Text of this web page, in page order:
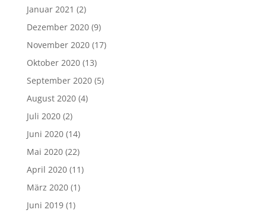
Januar 2021 (2)
Dezember 2020(9)
November 2020(17)
Oktober 2020(13)
September 2020(5)
August 2020(4)
Juli 2020(2)
Juni 2020(14)
Mai 2020(22)
April 2020(11)
März 2020(1)
Juni 2019(1)